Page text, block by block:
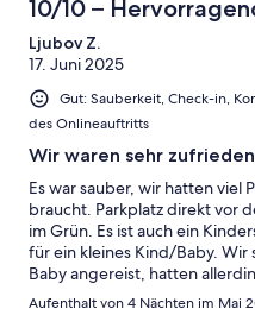
10/10 –
Ljubov Z.
17. Juni 2025
Gut: Sauberkeit, Check-in,
des Onlineauftritts
Wir waren sehr
Es war sauber, wir hatten viel
braucht. Parkplatz direkt vor
im Grün. Es ist auch ein
für ein kleines Kind/Baby.
Baby angereist, hatten
brauchten. Wiek ist ein sehr
Aufenthalt von 4 Nächten im Mai